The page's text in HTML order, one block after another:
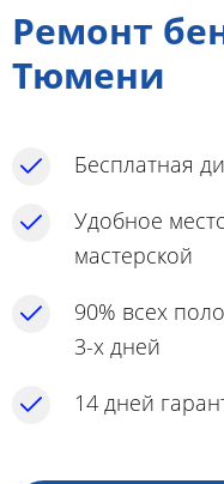
Ремонт
Тюмени
Бесплатная
Удобное
мастерской
90% всех
3-х дней
14 дней